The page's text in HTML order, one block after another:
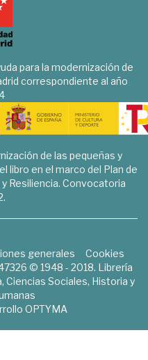
para la modernización de
correspondiente al año
de las pequeñas y
libro en el marco del Plan de
Resiliencia. Convocatoria
generales
Cookies
© 1948 - 2018. Librería
Ciencias Sociales, Historia y
OPTYMA